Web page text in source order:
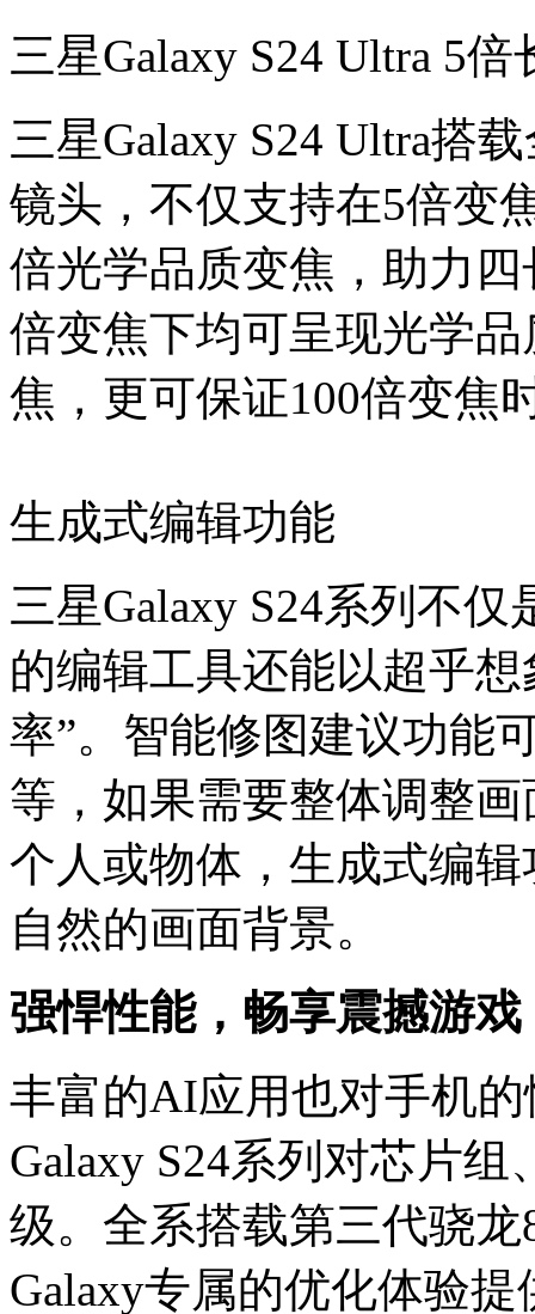
三星Galaxy S24 Ultra 5倍
三星Galaxy S24 Ultra搭
镜头，不仅支持在5倍变
倍光学品质变焦，助力
倍变焦下均可呈现光学
焦，更可保证100倍变焦
生成式编辑功能
三星Galaxy S24系列不
的编辑工具还能以超乎
率”。智能修图建议功能
等，如果需要整体调整
个人或物体，生成式编
自然的画面背景。
强悍性能，畅享震撼游戏
丰富的AI应用也对手机
Galaxy S24系列对芯片
级。全系搭载第三代骁
Galaxy专属的优化体验